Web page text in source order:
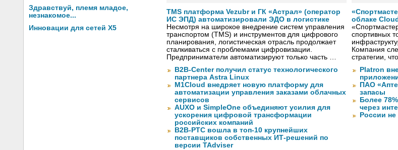
Здравствуй, племя младое,
незнакомое...
Инновации для сетей X5
TMS платформа Vezubr и ГК «Астрал» (оператор
ИС ЭПД) автоматизировали ЭДО в логистике
Несмотря на широкое внедрение систем управления
транспортом (TMS) и инструментов для цифрового
планирования, логистическая отрасль продолжает
сталкиваться с проблемами цифровизации.
Предприниматели автоматизируют только часть …
B2B-Center получил статус технологического
партнера Astra Linux
M1Cloud внедряет новую платформу для
автоматизации управления заказами облачных
сервисов
AUXO и SimpleOne объединяют усилия для
ускорения цифровой трансформации
российских компаний
B2B-РТС вошла в топ-10 крупнейших
поставщиков собственных ИТ-решений по
версии TAdviser
облаке
спортивных
Компания
стратегии,
Platron
ПАО
запасы
Более
через
России не